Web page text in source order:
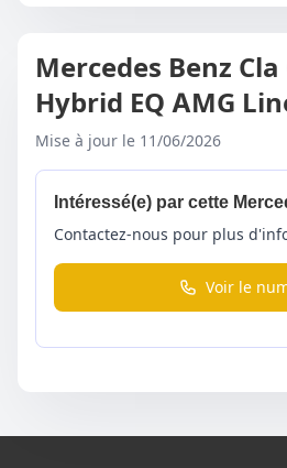
Mercedes Benz
Hybrid EQ AMG
Mise à jour le 11/06/2026
Intéressé(e) par cette
Contactez-nous pour plus
Voir le